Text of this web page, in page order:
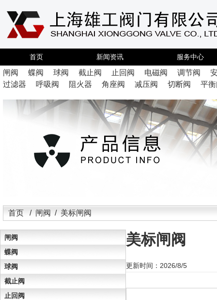
首页 新闻资讯 服务中心
闸阀 蝶阀 球阀 截止阀 止回阀 电磁阀 调节阀
过滤器
呼吸阀 阻火器 角座阀 减压阀 切断阀 平
首页 / 闸阀 / 美标闸阀
闸阀
蝶阀
球阀
截止阀
止回阀
美标闸阀
更新时间：2026/8/5